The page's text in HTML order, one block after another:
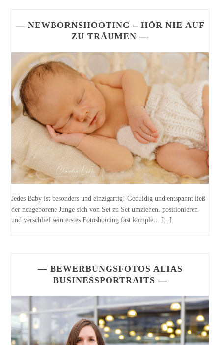
— NEWBORNSHOOTING – HÖR NIE AUF
ZU TRÄUMEN —
Jedes Baby ist besonders und einzigartig! Geduldig und entspannt ließ
der neugeborene Junge sich von Set zu Set umziehen, positionieren
und verschlief sein erstes Fotoshooting fast komplett. [...]
— BEWERBUNGSFOTOS ALIAS
BUSINESSPORTRAITS —